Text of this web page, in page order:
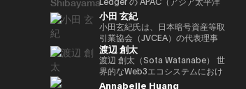
ており、世界経済フォーラムの
「Global Leader of
Tomorrow」、DHL/SCMP
Awardsの「Young
Entrepreneur of the Year」、さ
らにCointelegraphによる「ブロ
ックチェーン業界で注目すべき
は現在、Apollo Global
Management 傘下で約5億ドル
規模の事業部門となっている。ま
た、消費者向けインターネット黎
明期におけるマーケティングの先
駆者として、The Motley Fool、
America Online Greenhouse、
す。
レノボに参加して以来、Terence
Ngは、セキュリティ、エンター
テインメント、Eコマース、フィ
ンテックなどのセクターにわたる
主要なインターネット企業とのレ
ノボのパートナーシップをグロー
バルにリードしてきました。ま
号資産交換業業界の発展に貢献。
2018年に自主規制団体である一
般社団法人日本仮想通貨交換業協
会（現、一般社団法人日本暗号資
産等取引業協会：JVCEA）を発
起人として設立。内閣官房主催の
官民データ活用推進基本計画実行
策、そしてコア・インフラパート
ナーシップなど、幅広い重要領域
に及び、世界中の何百万人ものユ
ーザーにとって、暗号資産をより
使いやすく、安全で、スケーラブ
ルなものにすることを目的として
いる。 Nick は、プロダクト、セ
経て財務規制関連体制整備 を担
当。2022年より新規事業を担当
し、現在はグループCPO。2025
年より株式会社Custodiem 取締
役として、国内暗号資産ETF組成
プロジェクト等を推進。
地域）統括責任者（Head of
APAC）を務めている。Web3 業
界および機関投資家向けに、デジ
タル資産のセキュリティソリュー
ション提供を統括している。 こ
れまで 17年以上にわたり、企業
再生・ディストレスト投資分野の
小田 玄紀
小田玄紀氏は、日本暗号資産等取
引業協会（JVCEA）の代表理事
（会長）、SBIホールディングス
の常務執行役員、そして株式会社
ビットポイントジャパンの代表取
締役を務める起業家、投資家、ビ
渡辺 創太
渡辺 創太（Sota Watanabe） 世
界的なWeb3エコシステムにおけ
るパイオニアであり、日本を代表
Annabelle Huang